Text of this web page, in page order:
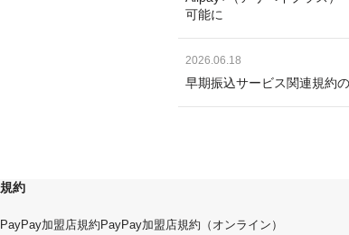
可能に
2026.06.18
早期振込サービス関連規約
規約
PayPay加盟店規約 PayPay加盟店規約（オンライン）